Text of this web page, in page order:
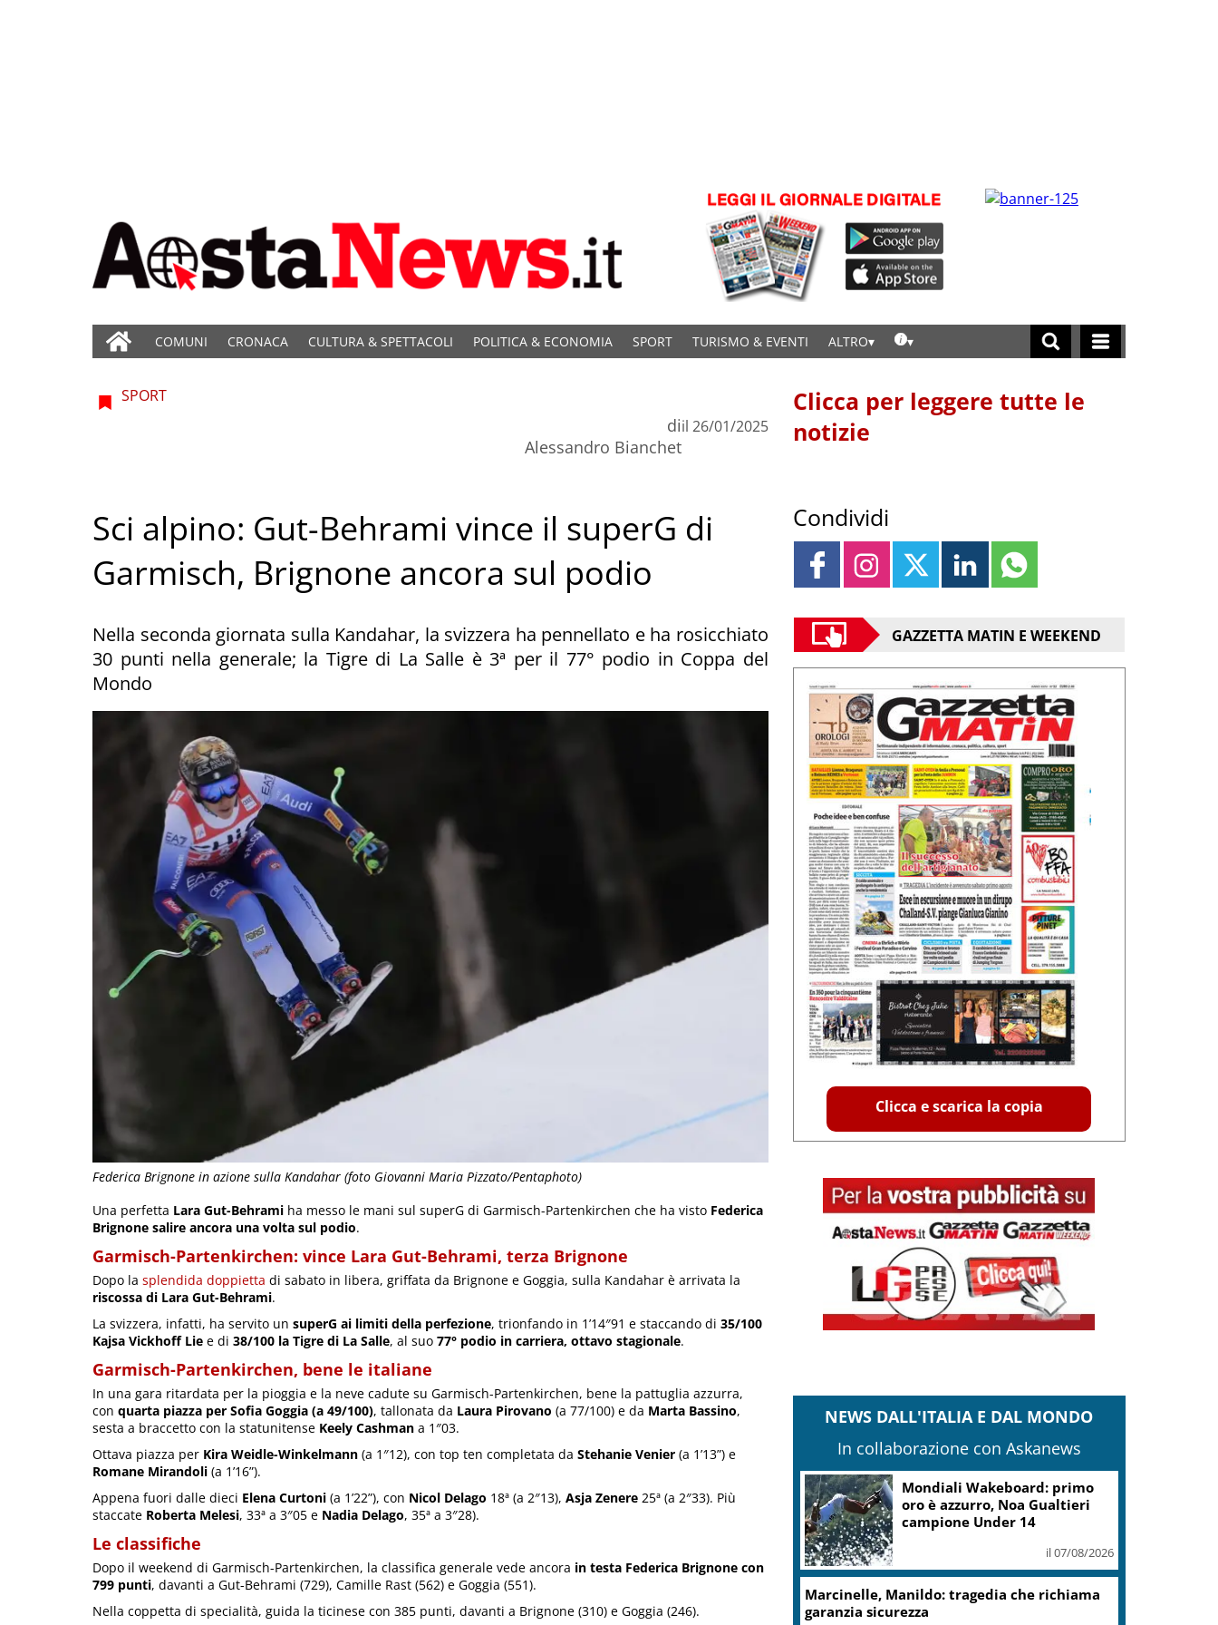
COMUNI CRONACA CULTURA & SPETTACOLI POLITICA & ECONOMIA SPORT TURISMO & EVENTI ALTRO
Federica Brignone in azione sulla Kandahar (foto Giovanni Maria Pizzato/Pentaphoto)
SPORT
di
Alessandro Bianchet
il 26/01/2025
Sci alpino: Gut-Behrami vince il superG di
Garmisch, Brignone ancora sul podio
Nella seconda giornata sulla Kandahar, la svizzera ha pennellato e ha rosicchiato
30 punti nella generale; la Tigre di La Salle è 3ª per il 77° podio in Coppa del
Mondo
Una perfetta Lara Gut-Behrami ha messo le mani sul superG di Garmisch-Partenkirchen che ha visto Federica
Brignone salire ancora una volta sul podio.
Garmisch-Partenkirchen: vince Lara Gut-Behrami, terza Brignone
Dopo la splendida doppietta di sabato in libera, griffata da Brignone e Goggia, sulla Kandahar è arrivata la
riscossa di Lara Gut-Behrami.
La svizzera, infatti, ha servito un superG ai limiti della perfezione, trionfando in 1’14″91 e staccando di 35/100
Kajsa Vickhoff Lie e di 38/100 la Tigre di La Salle, al suo 77° podio in carriera, ottavo stagionale.
Garmisch-Partenkirchen, bene le italiane
In una gara ritardata per la pioggia e la neve cadute su Garmisch-Partenkirchen, bene la pattuglia azzurra,
con quarta piazza per Sofia Goggia (a 49/100), tallonata da Laura Pirovano (a 77/100) e da Marta Bassino,
sesta a braccetto con la statunitense Keely Cashman a 1″03.
Ottava piazza per Kira Weidle-Winkelmann (a 1″12), con top ten completata da Stehanie Venier (a 1’13”) e
Romane Mirandoli (a 1’16”).
Appena fuori dalle dieci Elena Curtoni (a 1’22”), con Nicol Delago 18ª (a 2″13), Asja Zenere 25ª (a 2″33). Più
staccate Roberta Melesi, 33ª a 3″05 e Nadia Delago, 35ª a 3″28).
Le classifiche
Dopo il weekend di Garmisch-Partenkirchen, la classifica generale vede ancora in testa Federica Brignone con
799 punti, davanti a Gut-Behrami (729), Camille Rast (562) e Goggia (551).
Nella coppetta di specialità, guida la ticinese con 385 punti, davanti a Brignone (310) e Goggia (246).
Clicca per leggere tutte le
notizie
Condividi
GAZZETTA MATIN E WEEKEND
Clicca e scarica la copia
NEWS DALL'ITALIA E DAL MONDO
In collaborazione con Askanews
Mondiali Wakeboard: primo
oro è azzurro, Noa Gualtieri
campione Under 14
il 07/08/2026
Marcinelle, Manildo: tragedia che richiama
garanzia sicurezza